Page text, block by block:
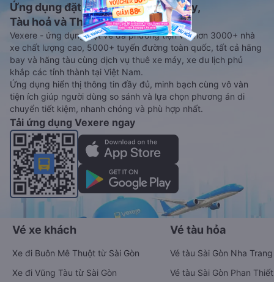
Ứng dụng đặt vé Xe khách, Máy bay,
Tàu hoả và Thuê xe
Vexere - ứng dụng đặt vé đa phương tiện với hơn 3000+ nhà
xe chất lượng cao, 5000+ tuyến đường toàn quốc, tất cả hãng
bay và hãng tàu cùng dịch vụ thuê xe máy, xe du lịch phủ
khắp các tỉnh thành tại Việt Nam.
Ứng dụng hiển thị thông tin đầy đủ, minh bạch cùng vô vàn
tiện ích giúp người dùng so sánh và lựa chọn phương án di
chuyển tiết kiệm, nhanh chóng và phù hợp nhất.
Tải ứng dụng Vexere ngay
Vé xe khách
Xe đi Buôn Mê Thuột từ Sài Gòn
Xe đi Vũng Tàu từ Sài Gòn
Vé tàu hỏa
Vé tàu Sài Gòn Nha Trang
Vé tàu Sài Gòn Phan Thiết